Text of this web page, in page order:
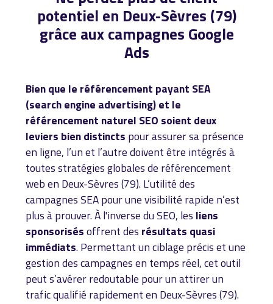
potentiel en Deux-Sèvres (79)
grâce aux campagnes Google
Ads
Bien que le référencement payant SEA
(search engine advertising) et le
référencement naturel SEO soient deux
leviers bien distincts pour assurer sa présence
en ligne, l’un et l’autre doivent être intégrés à
toutes stratégies globales de référencement
web en Deux-Sèvres (79). L’utilité des
campagnes SEA pour une visibilité rapide n’est
plus à prouver. À l'inverse du SEO, les liens
sponsorisésoffrent des résultats quasi
immédiats. Permettant un ciblage précis et une
gestion des campagnes en temps réel, cet outil
peut s’avérer redoutable pour un attirer un
trafic qualifié rapidement en Deux-Sèvres (79).